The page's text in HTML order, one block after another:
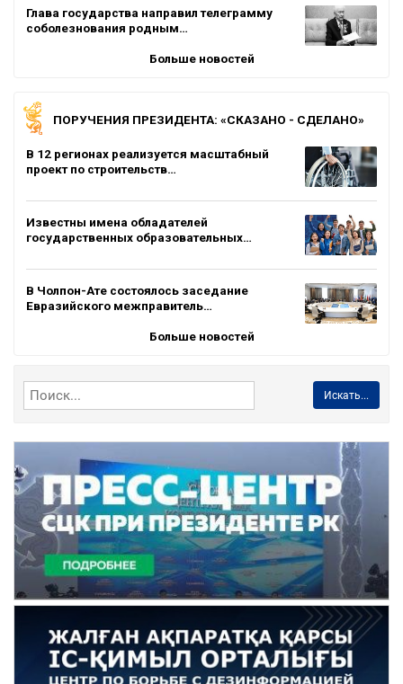
Глава государства направил телеграмму
соболезнования родным…
Больше новостей
ПОРУЧЕНИЯ ПРЕЗИДЕНТА: «СКАЗАНО - СДЕЛАНО»
В 12 регионах реализуется масштабный
проект по строительств…
Известны имена обладателей
государственных образовательных…
В Чолпон-Ате состоялось заседание
Евразийского межправитель…
Больше новостей
Искать...